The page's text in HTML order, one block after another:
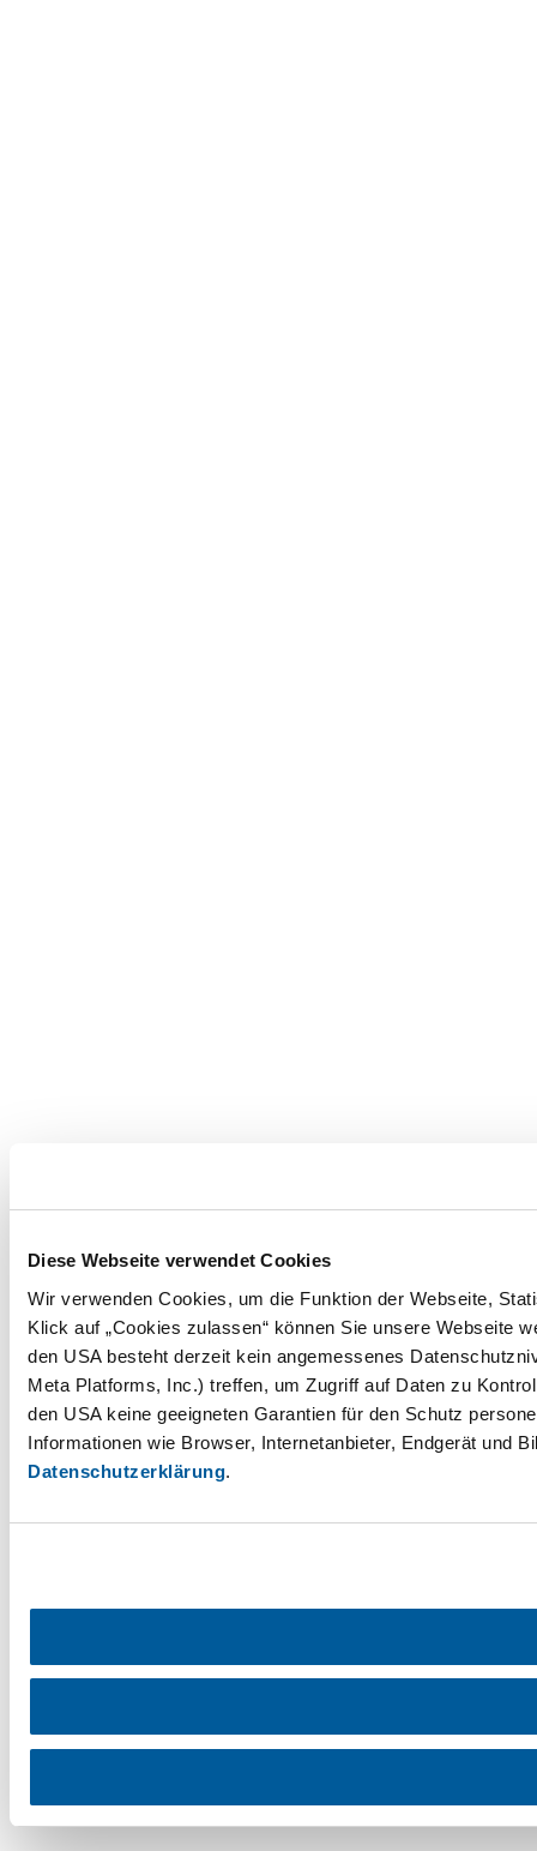
Diese Webseite verwendet Cookies
Wir verwenden Cookies, um die Funktion der Webseite,
Klick auf „Cookies zulassen“ können Sie unsere Webseite
den USA besteht derzeit kein angemessenes
Meta Platforms, Inc.) treffen, um Zugriff auf Daten zu
den USA keine geeigneten Garantien für den Schutz
Informationen wie Browser, Internetanbieter, Endgerät und
Datenschutzerklärung.